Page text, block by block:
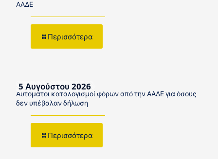
ΑΑΔΕ
Περισσότερα
5 Αυγούστου 2026
Αυτόματοι καταλογισμοί φόρων από την ΑΑΔΕ για όσους
δεν υπέβαλαν δήλωση
Περισσότερα